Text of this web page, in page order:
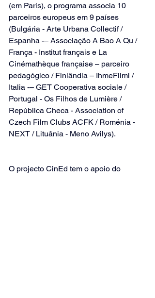
(em Paris), o programa associa 10
parceiros europeus em 9 países
(Bulgária - Arte Urbana Collectif /
Espanha -– Associação A Bao A Qu /
França - Institut français e La
Cinémathèque française – parceiro
pedagógico / Finlândia – IhmeFilmi /
Italia -– GET Cooperativa sociale /
Portugal - Os Filhos de Lumière /
República Checa - Association of
Czech Film Clubs ACFK / Roménia -
NEXT / Lituânia - Meno Avilys).
O projecto CinEd tem o apoio do